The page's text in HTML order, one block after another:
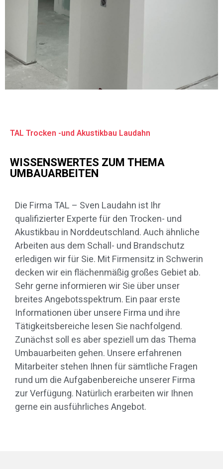
TAL Trocken -und Akustikbau Laudahn
WISSENSWERTES ZUM THEMA
UMBAUARBEITEN
Die Firma TAL – Sven Laudahn ist Ihr
qualifizierter Experte für den Trocken- und
Akustikbau in Norddeutschland. Auch ähnliche
Arbeiten aus dem Schall- und Brandschutz
erledigen wir für Sie. Mit Firmensitz in Schwerin
decken wir ein flächenmäßig großes Gebiet ab.
Sehr gerne informieren wir Sie über unser
breites Angebotsspektrum. Ein paar erste
Informationen über unsere Firma und ihre
Tätigkeitsbereiche lesen Sie nachfolgend.
Zunächst soll es aber speziell um das Thema
Umbauarbeiten gehen. Unsere erfahrenen
Mitarbeiter stehen Ihnen für sämtliche Fragen
rund um die Aufgabenbereiche unserer Firma
zur Verfügung. Natürlich erarbeiten wir Ihnen
gerne ein ausführliches Angebot.